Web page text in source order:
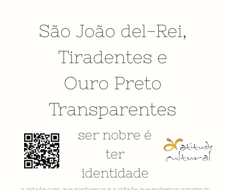
São João del-Rei,
Tiradentes e
Ouro Preto
Transparentes
ser nobre é
ter
identidade